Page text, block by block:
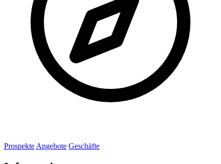
Prospekte Angebote Geschäfte